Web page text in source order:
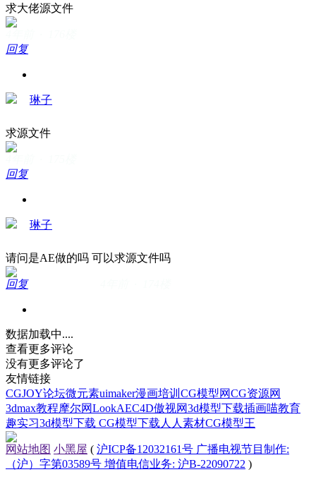
求大佬源文件
回复
琳子
求源文件
回复
琳子
请问是AE做的吗 可以求源文件吗
回复
数据加载中....
查看更多评论
没有更多评论了
友情链接
CGJOY论坛微元素uimaker漫画培训 CG模型网CG资源网
3dmax教程摩尔网LookAEC4D傲视网3d模型下载插画喵教育
趣实习3d模型下载 CG模型下载 人人素材CG模型王
网站地图 小黑屋 ( 沪ICP备12032161号 广播电视节目制作:
（沪）字第03589号 增值电信业务: 沪B-22090722 )